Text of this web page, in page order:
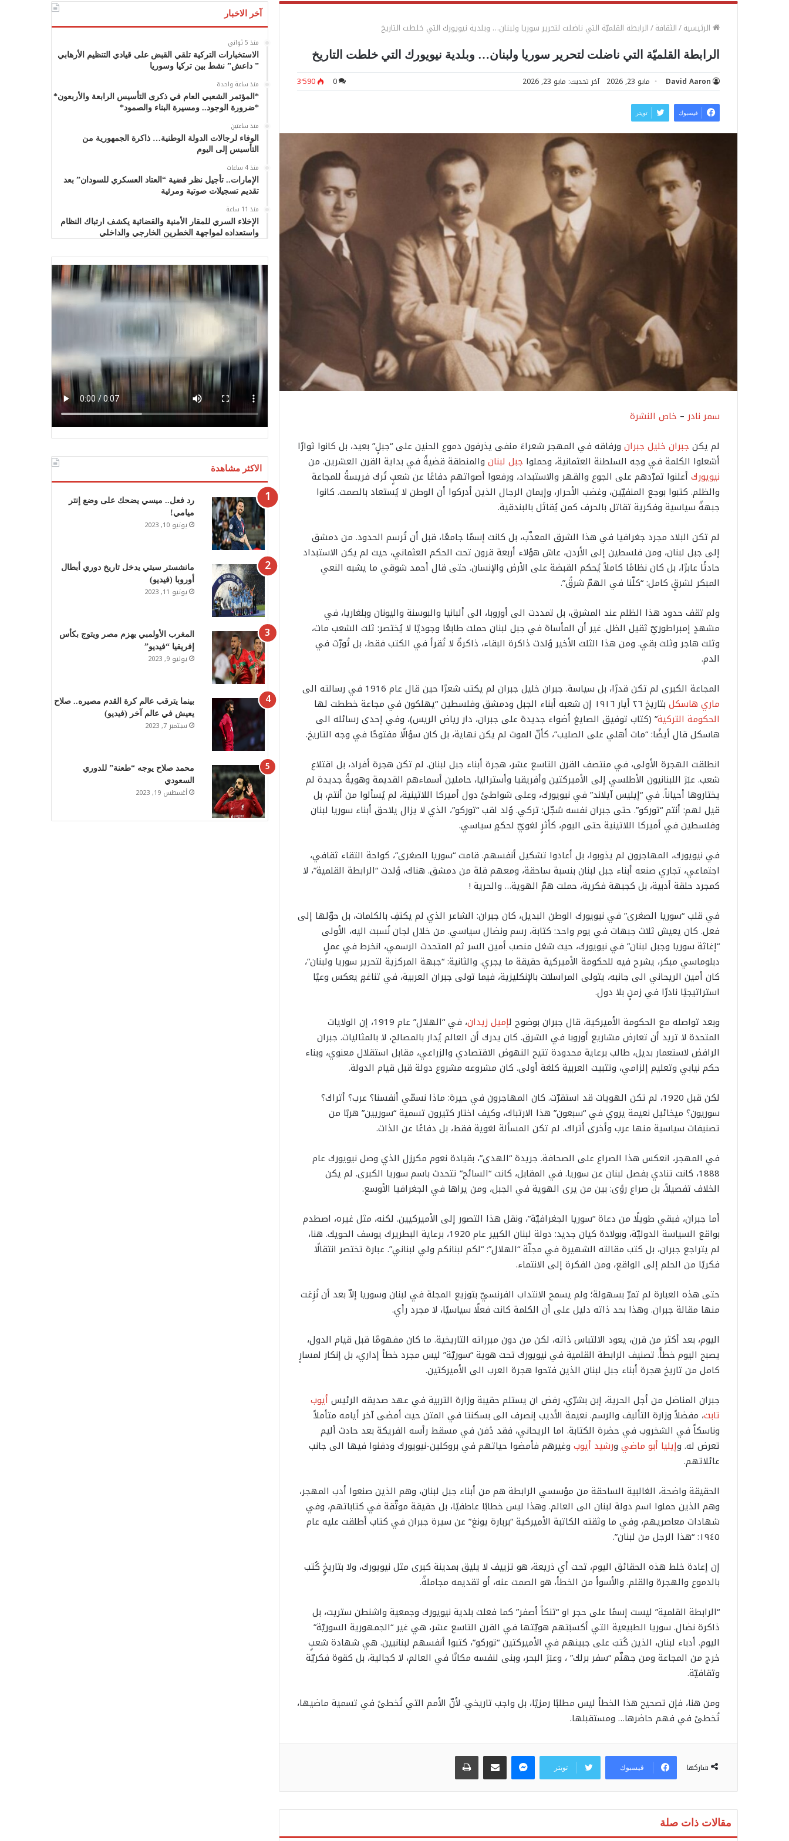
الرئيسية/الثقافة/الرابطة القلميّة التي ناضلت لتحرير سوريا ولبنان… وبلدية نيويورك التي خلطت التاريخ
الرابطة القلميّة التي ناضلت لتحرير سوريا ولبنان… وبلدية نيويورك التي خلطت التاريخ
David Aaron مايو 23, 2026 آخر تحديث: مايو 23, 2026 0 3٬590
فيسبوك تويتر
سمر نادر – خاص النشرة
لم يكن ​ جبران خليل جبران ​ ورفاقه في المهجر شعراءَ منفى يذرفون دموع الحنين على “جبلٍ” بعيد، بل كانوا ثوارًا
أشعلوا الكلمة في وجه السلطنة العثمانية، وحملوا ​ جبل لبنان ​ والمنطقة قضيةً في بداية القرن العشرين. من ​
نيويورك ​ أعلنوا تمرّدهم على الجوع والقهر والاستبداد، ورفعوا أصواتهم دفاعًا عن شعبٍ تُرك فريسةً للمجاعة
والظلم. كتبوا بوجع المنفيّين، وغضب الأحرار، وإيمان الرجال الذين أدركوا أن الوطن لا يُستعاد بالصمت. كانوا
جبهةً سياسية وفكرية تقاتل بالحرف كمن يُقاتَل بالبندقية.
لم تكن البلاد مجرد جغرافيا في هذا الشرق المعذّب، بل كانت إسمًا جامعًا، قبل أن تُرسم الحدود. من دمشق
إلى جبل لبنان، ومن فلسطين إلى الأردن، عاش هؤلاء أربعة قرون تحت الحكم العثماني، حيث لم يكن الاستبداد
حادثًا عابرًا، بل كان نظامًا كاملاً يُحكم القبضة على الأرض والإنسان. حتى قال أحمد شوقي ما يشبه النعي
المبكر لشرقٍ كامل: “كلّنا في الهمّ شرقُ”.
ولم تقف حدود هذا الظلم عند المشرق، بل تمددت الى أوروبا، الى ألبانيا والبوسنة واليونان وبلغاريا، في
مشهدٍ إمبراطوريّ ثقيل الظل. غير أن المأساة في جبل لبنان حملت طابعًا وجوديًا لا يُختصر: ثلث الشعب مات،
وثلث هاجر وثلث بقي. ومن هذا الثلث الأخير وُلدت ذاكرة البقاء، ذاكرةٌ لا تُقرأ في الكتب فقط، بل تُورّث في
الدم.
المجاعة الكبرى لم تكن قدرًا، بل سياسة. جبران خليل جبران لم يكتب شعرًا حين قال عام 1916 في رسالته الى ​
ماري هاسكل ​ بتاريخ ٢٦ أيار ١٩١٦ إن شعبه أبناء الجبل ودمشق وفلسطين “يهلكون في مجاعة خططت لها ​
الحكومة التركية​” (كتاب توفيق الصايغ أضواء جديدة على جبران، دار رياض الريس)، وفي إحدى رسائله الى
هاسكل قال أيضًا: “مات أهلي على الصليب”، كأنّ الموت لم يكن نهاية، بل كان سؤالًا مفتوحًا في وجه التاريخ.
انطلقت الهجرة الأولى، في منتصف القرن التاسع عشر، هجرة أبناء جبل لبنان. لم تكن هجرة أفراد، بل اقتلاع
شعب. عبَرَ اللبنانيون الأطلسي إلى الأميركتين وأفريقيا وأستراليا، حاملين أسماءهم القديمة وهويةً جديدة لم
يختاروها أحياناً. في “إيليس آيلاند” في نيويورك، وعلى شواطئ دول أميركا اللاتينية، لم يُسألوا من أنتم، بل
قيل لهم: أنتم “توركو”. حتى جبران نفسه سُجّل: تركي. وُلد لقب “توركو”، الذي لا يزال يلاحق أبناء سوريا لبنان
وفلسطين في أميركا اللاتينية حتى اليوم، كأثرٍ لغويّ لحكمٍ سياسي.
في نيويورك، المهاجرون لم يذوبوا، بل أعادوا تشكيل أنفسهم. قامت “سوريا الصغرى”، كواحة التقاء ثقافي،
اجتماعي، تجاري صنعه أبناء جبل لبنان بنسبة ساحقة، ومعهم قلة من دمشق. هناك، وُلدت “الرابطة القلمية”، لا
كمجرد حلقة أدبية، بل كجبهة فكرية، حملت همّ الهوية… والحرية !
في قلب “سوريا الصغرى” في نيويورك الوطن البديل، كان جبران: الشاعر الذي لم يكتفِ بالكلمات، بل حوّلها إلى
فعل. كان يعيش ثلاث جبهات في يوم واحد: كتابة، رسم ونضال سياسي. من خلال لجان نُسبت اليه، الأولى
“إغاثة سوريا وجبل لبنان” في نيويورك، حيث شغل منصب أمين السر ثم المتحدث الرسمي، انخرط في عملٍ
دبلوماسي مبكر، يشرح فيه للحكومة الأميركية حقيقة ما يجري. والثانية: “جبهة المركزية لتحرير سوريا ولبنان”،
كان أمين الريحاني الى جانبه، يتولى المراسلات بالإنكليزية، فيما تولى جبران العربية، في تناغمٍ يعكس وعيًا
استراتيجيًا نادرًا في زمنٍ بلا دول.
وبعد تواصله مع الحكومة الأميركية، قال جبران بوضوح ل​إميل زيدان
​، في “الهلال” عام 1919، إن الولايات
المتحدة لا تريد أن تعارض مشاريع أوروبا في الشرق. كان يدرك أن العالم يُدار بالمصالح، لا بالمثاليات. جبران
الرافض لاستعمار بديل، طالب برعاية محدودة تتيح النهوض الاقتصادي والزراعي، مقابل استقلال معنوي، وبناء
حكم نيابي وتعليم إلزامي، وتثبيت العربية كلغة أولى. كان مشروعه مشروع دولة قبل قيام الدولة.
لكن قبل 1920، لم تكن الهويات قد استقرّت. كان المهاجرون في حيرة: ماذا نسمّي أنفسنا؟ عرب؟ أتراك؟
سوريون؟ ميخائيل نعيمة يروي في “سبعون” هذا الارتباك، وكيف اختار كثيرون تسمية “سوريين” هربًا من
تصنيفات سياسية منها عرب وأخرى أتراك. لم تكن المسألة لغوية فقط، بل دفاعًا عن الذات.
في المهجر، انعكس هذا الصراع على الصحافة. جريدة “الهدى”، بقيادة نعوم مكرزل الذي وصل نيويورك عام
1888، كانت تنادي بفصل لبنان عن سوريا. في المقابل، كانت “السائح” تتحدث باسم سوريا الكبرى. لم يكن
الخلاف تفصيلاً، بل صراع رؤى: بين من يرى الهوية في الجبل، ومن يراها في الجغرافيا الأوسع.
أما جبران، فبقي طويلًا من دعاة “سوريا الجغرافيّة”، ونقل هذا التصور إلى الأميركيين. لكنه، مثل غيره، اصطدم
بواقع السياسة الدوليّة، وبولادة كيان جديد: دولة لبنان الكبير عام 1920، برعاية البطريرك يوسف الحويك. هنا،
لم يتراجع جبران، بل كتب مقالته الشهيرة في مجلّة “الهلال”: “لكم لبنانكم ولي لبناني”. عبارة تختصر انتقالًا
فكريًا من الحلم إلى الواقع، ومن الفكرة إلى الانتماء.
حتى هذه العبارة لم تمرّ بسهولة؛ ولم يسمح الانتداب الفرنسيّ بتوزيع المجلة في لبنان وسوريا إلاّ بعد أن نُزِعَت
منها مقالة جبران. وهذا بحد ذاته دليل على أن الكلمة كانت فعلًا سياسيًا، لا مجرد رأي.
اليوم، بعد أكثر من قرن، يعود الالتباس ذاته، لكن من دون مبرراته التاريخية. ما كان مفهومًا قبل قيام الدول،
يصبح اليوم خطأً. تصنيف الرابطة القلمية في نيويورك تحت هوية “سوريّة” ليس مجرد خطأ إداري، بل إنكار لمسارٍ
كامل من تاريخ هجرة أبناء جبل لبنان الذين فتحوا هجرة العرب الى الأميركتين.
جبران المناضل من أجل الحرية، إبن بشرّي، رفض ان يستلم حقيبة وزارة التربية في عهد صديقه الرئيس ​ أيوب
تابت​، مفضلاً وزارة التأليف والرسم. نعيمة الأديب إنصرف الى بسكنتا في المتن حيث أمضى آخر أيامه متأملاً
وناسكاً في الشخروب في حضرة الكتابة. اما الريحاني، فقد دُفن في مسقط رأسه الفريكة بعد حادث أليم
تعرض له. و​إيليا أبو ماضي ​ و​رشيد أيوب ​ وغيرهم فأمضوا حياتهم في بروكلين-نيويورك ودفنوا فيها الى جانب
عائلاتهم.
الحقيقة واضحة، الغالبية الساحقة من مؤسسي الرابطة هم من أبناء جبل لبنان، وهم الذين صنعوا أدب المهجر،
وهم الذين حملوا اسم دولة لبنان الى العالم. وهذا ليس خطابًا عاطفيًا، بل حقيقة موثّقة في كتاباتهم، وفي
شهادات معاصريهم، وفي ما وثقته الكاتبة الأميركية “بربارة يونغ” عن سيرة جبران في كتاب أطلقت عليه عام
١٩٤٥: “هذا الرجل من لبنان”.
إن إعادة خلط هذه الحقائق اليوم، تحت أي ذريعة، هو تزييف لا يليق بمدينة كبرى مثل نيويورك، ولا بتاريخٍ كُتب
بالدموع والهجرة والقلم. والأسوأ من الخطأ، هو الصمت عنه، أو تقديمه مجاملةً.
“الرابطة القلمية” ليست إسمًا على حجر او “تنكاً أصفر” كما فعلت بلدية نيويورك وجمعية واشنطن ستريت، بل
ذاكرة نضال. سوريا الطبيعية التي أكسبَتهم هويّتها في القرن التاسع عشر، هي غير “الجمهورية السوريّة”
اليوم. أدباء لبنان، الذين كُتبَ على جبينهم في الأميركتين “توركو”، كتبوا أنفسهم لبنانيين. هي شهادة شعبٍ
خرج من المجاعة ومن جهنّم “سفر برلك” ، وعبَرَ البحر، وبنى لنفسه مكانًا في العالم، لا كجالية، بل كقوة فكريّة
وثقافيّة.
ومن هنا، فإن تصحيح هذا الخطأ ليس مطلبًا رمزيًا، بل واجب تاريخي. لأنّ الأمم التي تُخطئ في تسمية ماضيها،
تُخطئ في فهم حاضرها… ومستقبلها.
شاركها فيسبوك تويتر
مقالات ذات صلة
آخر الاخبار
منذ 5 ثواني
الاستخبارات التركية تلقي القبض على قيادي التنظيم الأرهابي
” داعش” نشط بين تركيا وسوريا
منذ ساعة واحدة
*المؤتمر الشعبي العام في ذكرى التأسيس الرابعة والأربعون*
*ضرورة الوجود.. ومسيرة البناء والصمود*
منذ ساعتين
الوفاء لرجالات الدولة الوطنية… ذاكرة الجمهورية من
التأسيس إلى اليوم
منذ 4 ساعات
الإمارات.. تأجيل نظر قضية “العتاد العسكري للسودان” بعد
تقديم تسجيلات صوتية ومرئية
منذ 11 ساعة
الإخلاء السري للمقار الأمنية والقضائية يكشف ارتباك النظام
واستعداده لمواجهة الخطرين الخارجي والداخلي
الاكثر مشاهدة
رد فعل.. ميسي يضحك على وضع إنتر
ميامي!
يونيو 10, 2023
مانشستر سيتي يدخل تاريخ دوري أبطال
أوروبا (فيديو)
يونيو 11, 2023
المغرب الأولمبي يهزم مصر ويتوج بكأس
إفريقيا “فيديو”
يوليو 9, 2023
بينما يترقب عالم كرة القدم مصيره.. صلاح
يعيش في عالم آخر (فيديو)
سبتمبر 7, 2023
محمد صلاح يوجه “طعنة” للدوري
السعودي
أغسطس 19, 2023